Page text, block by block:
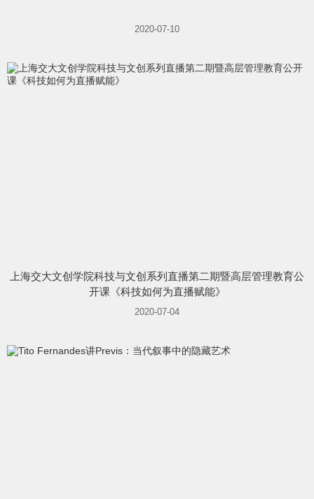
2020-07-10
上海交大文创学院科技与文创系列直播第二期暨高层管理教育公
开课《科技如何为直播赋能》
2020-07-04